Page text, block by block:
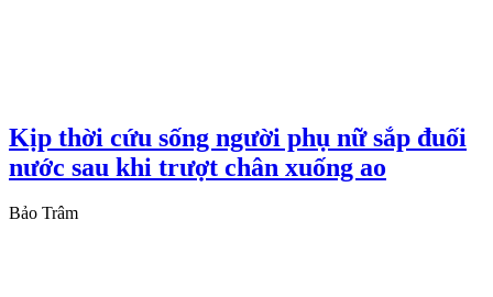
Kịp thời cứu sống người phụ nữ sắp đuối
nước sau khi trượt chân xuống ao
Bảo Trâm